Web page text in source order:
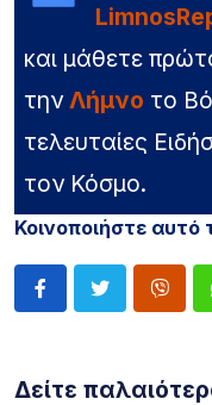
και μάθετε
την Λήμνο το
τελευταίες
τον Κόσμο.
Κοινοποιήστε αυτό
Δείτε